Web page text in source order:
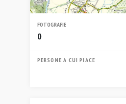
FOTOGRAFIE
0
PERSONE A CUI PIACE